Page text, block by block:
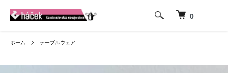
0
ホーム テーブルウェア